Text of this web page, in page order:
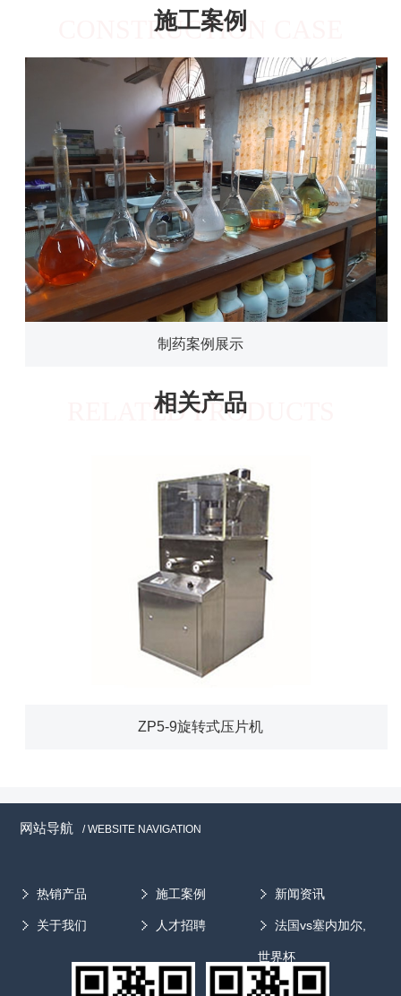
施工案例
CONSTRUCTION CASE
制药案例展示
相关产品
RELATED PRODUCTS
ZP5-9旋转式压片机
网站导航 / WEBSITE NAVIGATION
热销产品 施工案例 新闻资讯
关于我们 人才招聘 法国vs塞内加尔,
世界杯